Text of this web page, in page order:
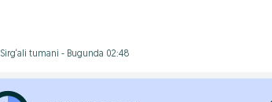
Sirg‘ali tumani - Bugunda 02:48